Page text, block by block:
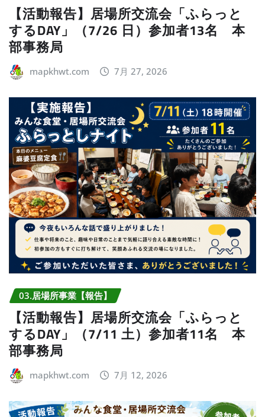
【活動報告】居場所交流会「ふらっと
するDAY」（7/26 日）参加者13名 本
部事務局
mapkhwt.com 7月 27, 2026
03.居場所事業【報告】
【活動報告】居場所交流会「ふらっと
するDAY」（7/11 土）参加者11名 本
部事務局
mapkhwt.com 7月 12, 2026